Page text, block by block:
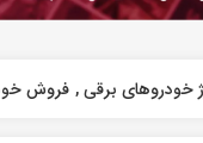
خودروهای برقی فروش